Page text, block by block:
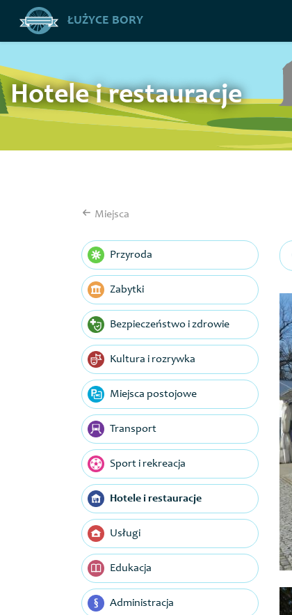
ŁUŻYCE BORY
Hotele i restauracje
Miejsca
Przyroda
Zabytki
Bezpieczeństwo i zdrowie
Kultura i rozrywka
Miejsca postojowe
Transport
Sport i rekreacja
Hotele i restauracje
Usługi
Edukacja
Administracja